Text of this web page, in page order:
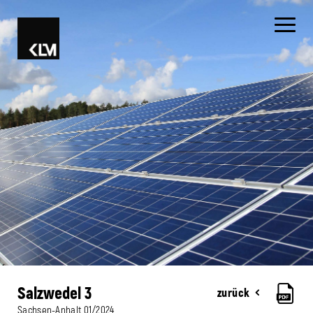
Salzwedel 3
Sachsen-Anhalt 01/2024
zurück